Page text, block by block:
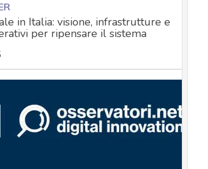
in Italia: visione, infrastrutture e
per ripensare il sistema